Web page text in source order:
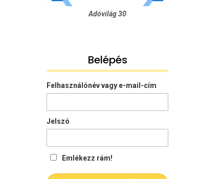
Adóvilág 30
Belépés
Felhasználónév vagy e-mail-cím
Jelszó
Emlékezz rám!